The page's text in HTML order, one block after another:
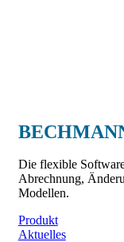
Die flexible
Abrechnung,
Modellen.
Produkt
Aktuelles